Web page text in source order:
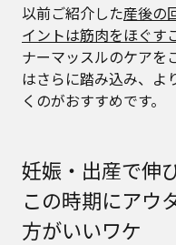
以前ご紹介した産後の
イントは筋肉をほぐす
ナーマッスルのケアを
はさらに踏み込み、よ
くのがおすすめです。
妊娠・出産で伸
この時期にアウ
方がいいワケ